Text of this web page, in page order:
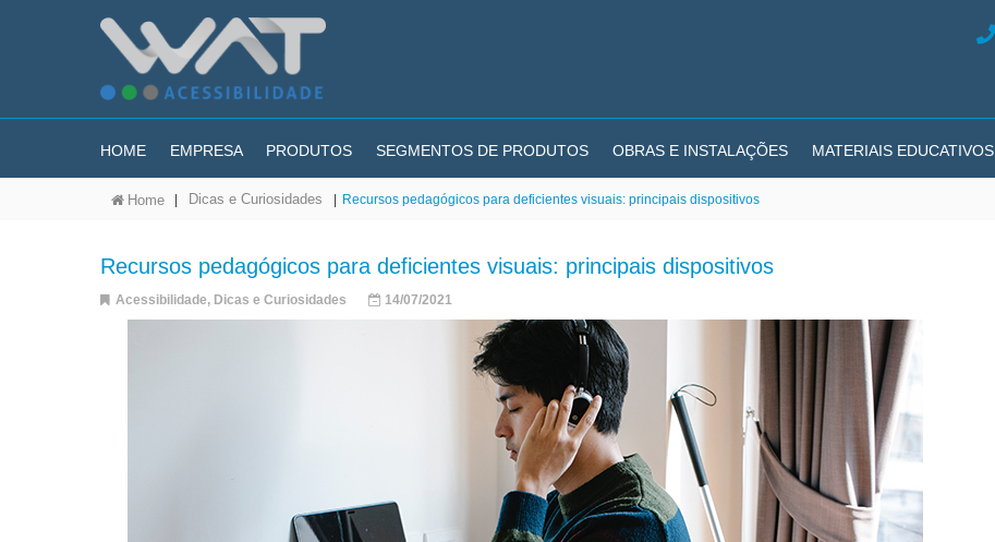
HOME EMPRESA PRODUTOS SEGMENTOS DE PRODUTOS OBRAS E INSTALAÇÕES MATERIAIS EDUCATIVOS
Home | Dicas e Curiosidades | Recursos pedagógicos para deficientes visuais: principais dispositivos
Recursos pedagógicos para deficientes visuais: principais dispositivos
Acessibilidade, Dicas e Curiosidades 14/07/2021